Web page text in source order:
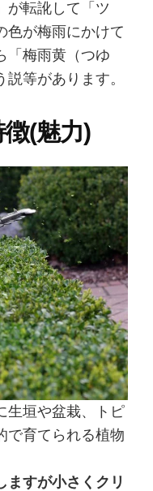
が転訛して「ツ
色が梅雨にかけて
「梅雨黄（つゆ
説等があります。
(魅力)
生垣や盆栽、トピ
で育てられる植物
ますが小さくクリ